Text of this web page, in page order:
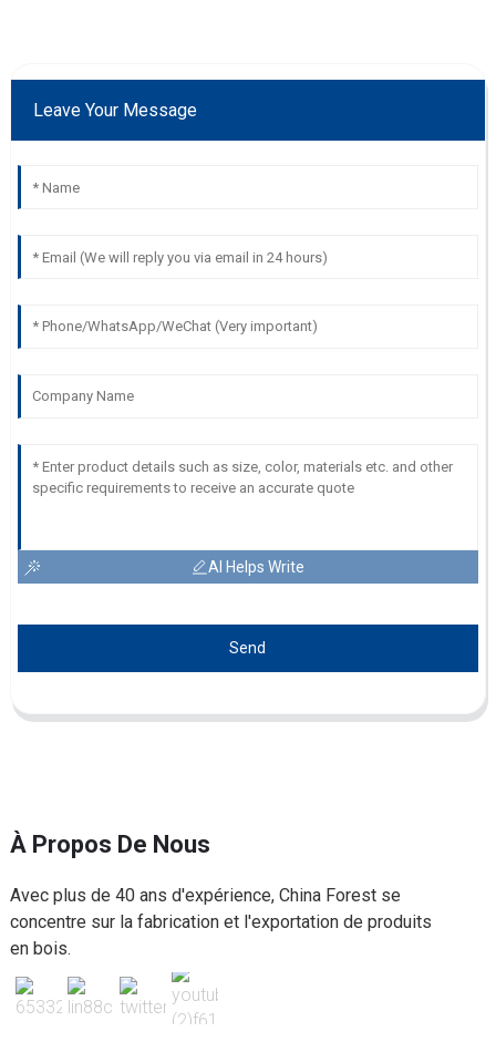
Leave Your Message
AI Helps Write
Send
À Propos De Nous
Avec plus de 40 ans d'expérience, China Forest se
concentre sur la fabrication et l'exportation de produits
en bois.